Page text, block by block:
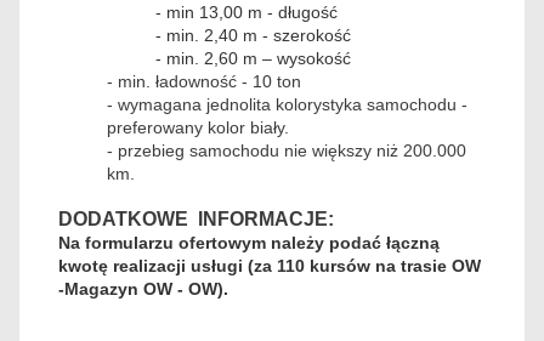
- min 13,00 m - długość
- min. 2,40 m - szerokość
- min. 2,60 m – wysokość
- min. ładowność - 10 ton
- wymagana jednolita kolorystyka samochodu -
preferowany kolor biały.
- przebieg samochodu nie większy niż 200.000
km.
DODATKOWE INFORMACJE:
Na formularzu ofertowym należy podać łączną
kwotę realizacji usługi (za 110 kursów na trasie OW
-Magazyn OW - OW).